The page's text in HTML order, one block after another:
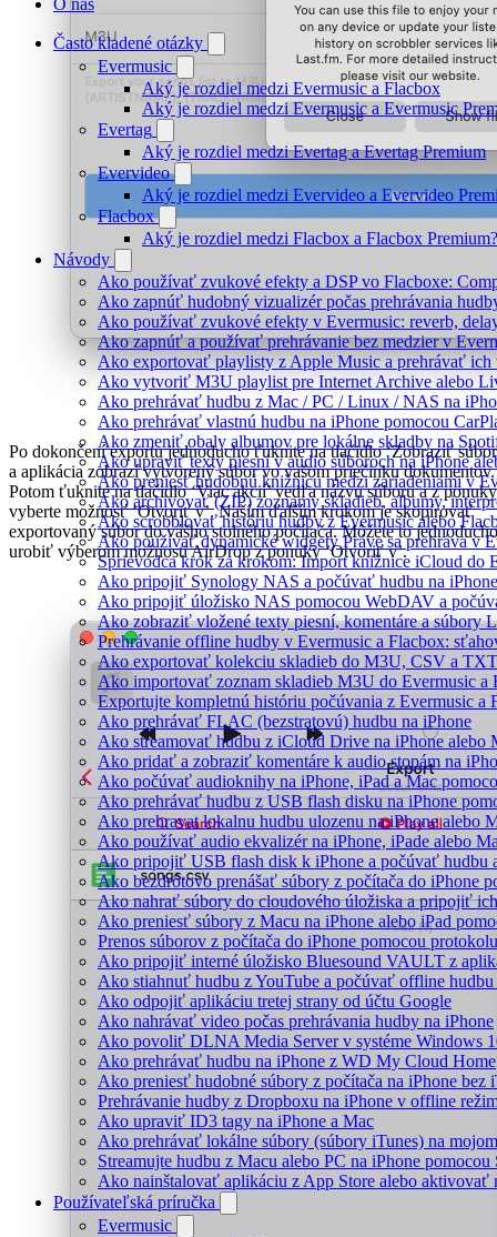
O nás
Často kladené otázky
Evermusic
Aký je rozdiel medzi Evermusic a Flacbox
Aký je rozdiel medzi Evermusic a Evermusic
Evertag
Aký je rozdiel medzi Evertag a Evertag Premium
Evervideo
Aký je rozdiel medzi Evervideo a Evervideo
Flacbox
Aký je rozdiel medzi Flacbox a Flacbox Premium?
Návody
Ako používať zvukové efekty a DSP vo Flacboxe:
Ako zapnúť hudobný vizualizér počas prehrávania
Ako používať zvukové efekty v Evermusic: reverb,
Ako zapnúť a používať prehrávanie bez medzier v
Ako exportovať playlisty z Apple Music a prehrávať ich
Ako vytvoriť M3U playlist pre Internet Archive alebo
Ako prehrávať hudbu z Mac / PC / Linux / NAS na
Ako prehrávať vlastnú hudbu na iPhone pomocou
Ako zmeniť obaly albumov pre lokálne skladby na
Ako upraviť texty piesní v audio súboroch na iPhone
Ako preniesť hudobnú knižnicu medzi zariadeniami v
Ako archivovať (ZIP) zoznamy skladieb, albumy,
Ako scrobblovať históriu hudby z Evermusic alebo
Ako používať dynamické widgety Práve sa prehráva v
Sprievodca krok za krokom: Import knižnice iCloud do
Ako pripojiť Synology NAS a počúvať hudbu na
Ako pripojiť úložisko NAS pomocou WebDAV a
Ako zobraziť vložené texty piesní, komentáre a súbory
Prehrávanie offline hudby v Evermusic a Flacbox:
Ako exportovať kolekciu skladieb do M3U, CSV a
Ako importovať zoznam skladieb M3U do Evermusic a
Exportujte kompletnú históriu počúvania z Evermusic a
Ako prehrávať FLAC (bezstratovú) hudbu na iPhone
Ako streamovať hudbu z iCloud Drive na iPhone alebo
Ako pridať a zobraziť komentáre k audio stopám na
Ako počúvať audioknihy na iPhone, iPad a Mac
Ako prehrávať hudbu z USB flash disku na iPhone
Ako prehravat lokalnu hudbu ulozenu na iPhone alebo
Ako používať audio ekvalizér na iPhone, iPade alebo
Ako pripojiť USB flash disk k iPhone a počúvať hudbu
Ako bezdrôtovo prenášať súbory z počítača do iPhone
Ako nahrať súbory do cloudového úložiska a pripojiť
Ako preniesť súbory z Macu na iPhone alebo iPad
Prenos súborov z počítača do iPhone pomocou
Ako pripojiť interné úložisko Bluesound VAULT z
Ako stiahnuť hudbu z YouTube a počúvať offline hudbu
Ako odpojiť aplikáciu tretej strany od účtu Google
Ako nahrávať video počas prehrávania hudby na iPhone
Ako povoliť DLNA Media Server v systéme Windows
Ako prehrávať hudbu na iPhone z WD My Cloud Home
Ako preniesť hudobné súbory z počítača na iPhone
Prehrávanie hudby z Dropboxu na iPhone v offline
Ako upraviť ID3 tagy na iPhone a Mac
Ako prehrávať lokálne súbory (súbory iTunes) na
Streamujte hudbu z Macu alebo PC na iPhone
Ako nainštalovať aplikáciu z App Store alebo
Používateľská príručka
Evermusic
Po dokončení exportu jednoducho ťuknite na tlačidlo ‘Zobraziť
a aplikácia zobrazí vytvorený súbor vo vašom priečinku dokumentov.
Potom ťuknite na tlačidlo ‘Viac akcií’ vedľa názvu súboru a z ponuky
vyberte možnosť ‘Otvoriť v’. Naším ďalším krokom je skopírovať
exportovaný súbor do vášho stolného počítača. Môžete to jednoducho
urobiť výberom možnosti AirDrop z ponuky ‘Otvoriť v’.